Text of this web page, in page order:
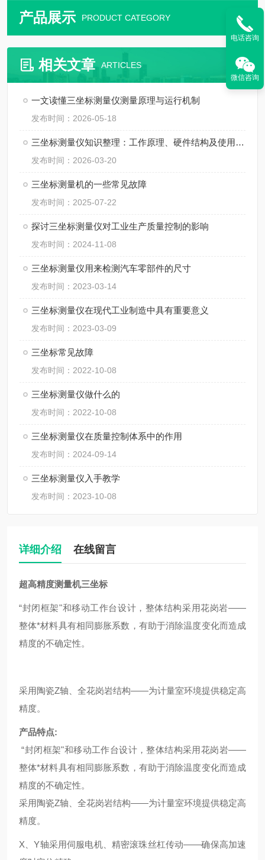
产品展示 PRODUCT CATEGORY
相关文章 ARTICLES
一文读懂三坐标测量仪测量原理与运行机制
发布时间：2026-05-18
三坐标测量仪知识整理：工作原理、硬件结构及使用规范
发布时间：2026-03-20
三坐标测量机的一些常见故障
发布时间：2025-07-22
探讨三坐标测量仪对工业生产质量控制的影响
发布时间：2024-11-08
三坐标测量仪用来检测汽车零部件的尺寸
发布时间：2023-03-14
三坐标测量仪在现代工业制造中具有重要意义
发布时间：2023-03-09
三坐标常见故障
发布时间：2022-10-08
三坐标测量仪做什么的
发布时间：2022-10-08
三坐标测量仪在质量控制体系中的作用
发布时间：2024-09-14
三坐标测量仪入手教学
发布时间：2023-10-08
详细介绍 在线留言
超高精度测量机三坐标
“封闭框架"和移动工作台设计，整体结构采用花岗岩——
整体*材料具有相同膨胀系数，有助于消除温度变化而造成
精度的不确定性。
采用陶瓷Z轴、全花岗岩结构——为计量室环境提供稳定高
精度。
产品特点:
“封闭框架"和移动工作台设计，整体结构采用花岗岩——
整体*材料具有相同膨胀系数，有助于消除温度变化而造成
精度的不确定性。
采用陶瓷Z轴、全花岗岩结构——为计量室环境提供稳定高
精度。
X 、Y轴采用伺服电机、精密滚珠丝杠传动——确保高加速
电话咨询
微信咨询